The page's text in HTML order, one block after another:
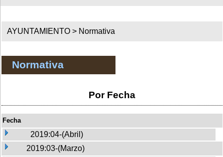
AYUNTAMIENTO > Normativa
Normativa
Por Fecha
Fecha
2019:04-(Abril)
2019:03-(Marzo)